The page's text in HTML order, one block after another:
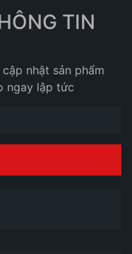
TIN
nhật sản phẩm
ngay lập tức